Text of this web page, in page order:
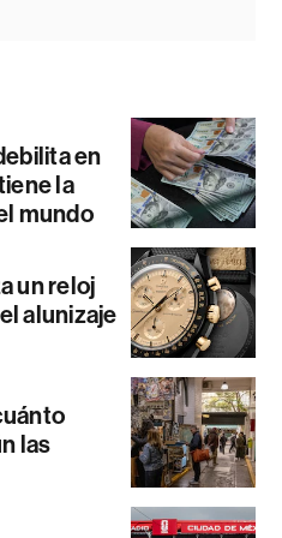
en
la
mundo
un reloj
alunizaje
las